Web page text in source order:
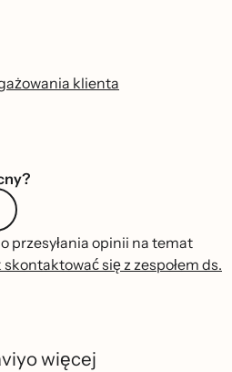
klienta
przesyłania opinii na temat
się z zespołem ds.
więcej